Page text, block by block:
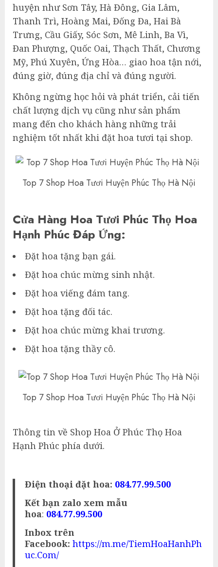
huyện như Sơn Tây, Hà Đông, Gia Lâm,
Thanh Trì, Hoàng Mai, Đống Đa, Hai Bà
Trưng, Cầu Giấy, Sóc Sơn, Mê Linh, Ba Vì,
Đan Phượng, Quốc Oai, Thạch Thất, Chương
Mỹ, Phú Xuyên, Ứng Hòa… giao hoa tận nới,
đúng giờ, đúng địa chỉ và đúng người.
Không ngừng học hỏi và phát triển, cải tiến
chất lượng dịch vụ cũng như sản phẩm
mang đến cho khách hàng những trải
nghiệm tốt nhất khi đặt hoa tươi tại shop.
Top 7 Shop Hoa Tươi Huyện Phúc Thọ Hà Nội
Cửa Hàng Hoa Tươi Phúc Thọ Hoa
Hạnh Phúc Đáp Ứng:
Đặt hoa tặng bạn gái.
Đặt hoa chúc mừng sinh nhật.
Đặt hoa viếng đám tang.
Đặt hoa tặng đối tác.
Đặt hoa chúc mừng khai trương.
Đặt hoa tặng thầy cô.
Top 7 Shop Hoa Tươi Huyện Phúc Thọ Hà Nội
Thông tin về Shop Hoa Ở Phúc Thọ Hoa
Hạnh Phúc phía dưới.
Điện thoại đặt hoa: 084.77.99.500
Kết bạn zalo xem mẫu
hoa: 084.77.99.500
Inbox trên
Facebook: https://m.me/TiemHoaHanhPh
uc.Com/